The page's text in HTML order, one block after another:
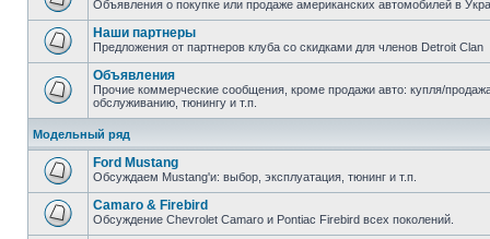
Объявления о покупке или продаже американских автомобилей в
Наши партнеры
Предложения от партнеров клуба со скидками для членов Detroit Clan
Объявления
Прочие коммерческие сообщения, кроме продажи авто: купля/
обслуживанию, тюнингу и т.п.
Модельный ряд
Ford Mustang
Обсуждаем Mustang'и: выбор, эксплуатация, тюнинг и т.п.
Camaro & Firebird
Обсуждение Chevrolet Camaro и Pontiac Firebird всех поколений.